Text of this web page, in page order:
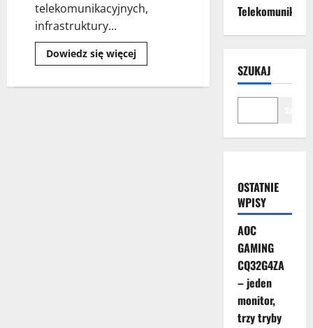
telekomunikacyjnych,
infrastruktury...
Dowiedz się więcej
Telekomunikacja
SZUKAJ
OSTATNIE
WPISY
AOC
GAMING
CQ32G4ZA
– jeden
monitor,
trzy tryby